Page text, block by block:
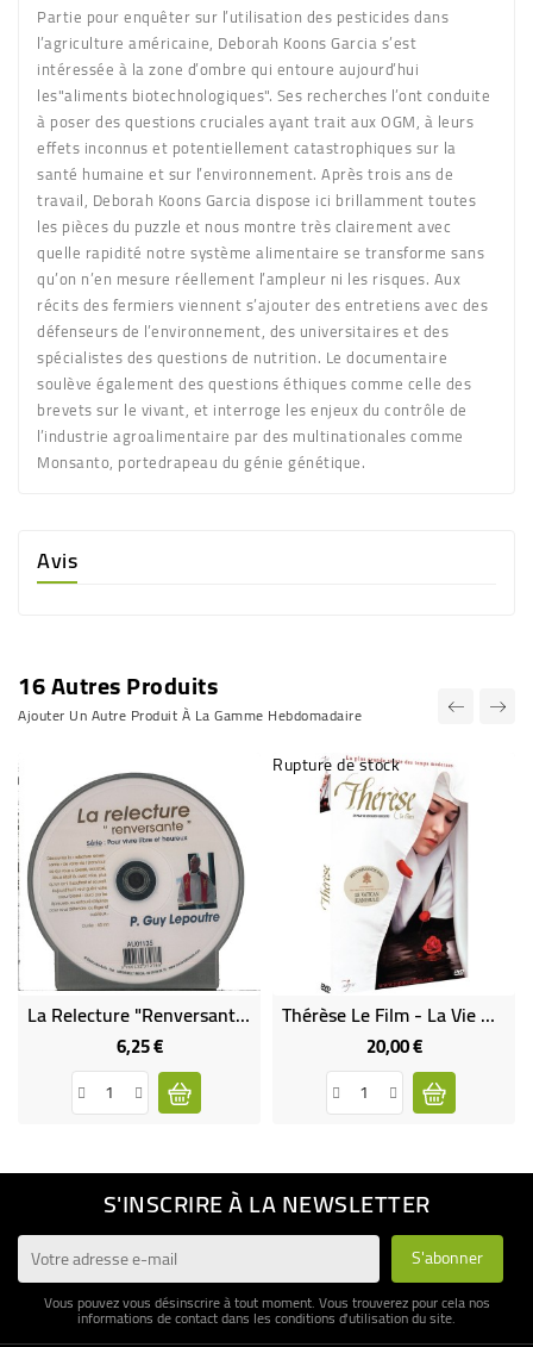
Partie pour enquêter sur l’utilisation des pesticides dans
l’agriculture américaine, Deborah Koons Garcia s’est
intéressée à la zone d’ombre qui entoure aujourd’hui
les"aliments biotechnologiques". Ses recherches l’ont conduite
à poser des questions cruciales ayant trait aux OGM, à leurs
effets inconnus et potentiellement catastrophiques sur la
santé humaine et sur l’environnement. Après trois ans de
travail, Deborah Koons Garcia dispose ici brillamment toutes
les pièces du puzzle et nous montre très clairement avec
quelle rapidité notre système alimentaire se transforme sans
qu’on n’en mesure réellement l’ampleur ni les risques. Aux
récits des fermiers viennent s’ajouter des entretiens avec des
défenseurs de l’environnement, des universitaires et des
spécialistes des questions de nutrition. Le documentaire
soulève également des questions éthiques comme celle des
brevets sur le vivant, et interroge les enjeux du contrôle de
l’industrie agroalimentaire par des multinationales comme
Monsanto, portedrapeau du génie génétique.
Avis
16 Autres Produits
Ajouter Un Autre Produit À La Gamme Hebdomadaire
La Relecture "renversante"
6,25 €Prix
Rupture de stock
Thérèse Le Film - La Vie De Sainte Thérèse De Lisieux Adaptée Au Cinéma
20,00 €Prix
S'INSCRIRE À LA NEWSLETTER
Vous pouvez vous désinscrire à tout moment. Vous trouverez pour cela nos
informations de contact dans les conditions d'utilisation du site.